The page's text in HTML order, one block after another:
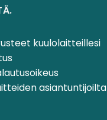
kuulolaitteillesi
asiantuntijoilta